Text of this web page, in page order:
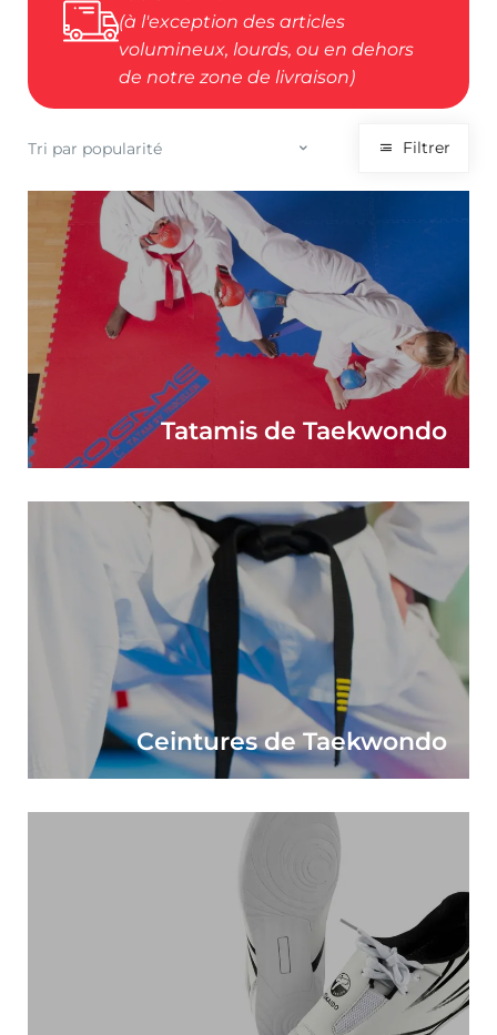
(à l'exception des articles
volumineux, lourds, ou en dehors
de notre zone de livraison)
Filtrer
Tatamis de Taekwondo
Ceintures de Taekwondo